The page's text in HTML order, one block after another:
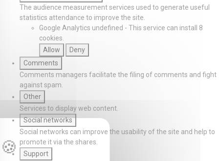
The audience measurement services used to generate useful
statistics attendance to improve the site.
Google Analytics undefined - This service can install 8
cookies.
Allow
Deny
Comments
Comments managers facilitate the filing of comments and fight
against spam.
Other
Services to display web content.
Social networks
Social networks can improve the usability of the site and help to
promote it via the shares.
Support